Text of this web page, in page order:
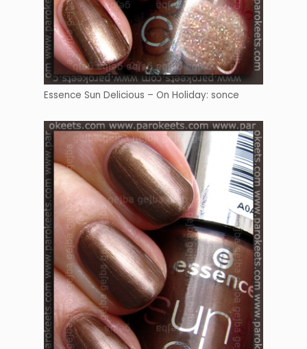
Essence Sun Delicious – On Holiday: sonce